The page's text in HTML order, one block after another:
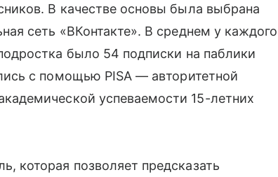
В качестве основы была выбрана
сеть «ВКонтакте». В среднем у каждого
было 54 подписки на паблики
с помощью PISA — авторитетной
успеваемости 15-летних
которая позволяет предсказать